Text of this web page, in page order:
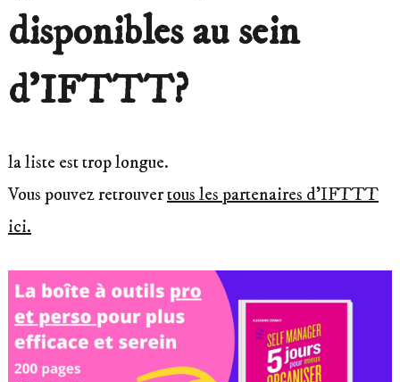
disponibles au sein
d’IFTTT?
la liste est trop longue.
Vous pouvez retrouvertous les partenaires d’IFTTT
ici.